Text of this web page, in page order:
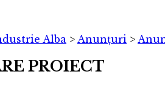
Alba > Anunțuri >
PROIECT